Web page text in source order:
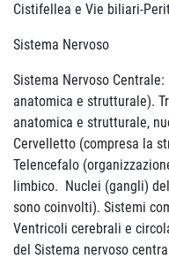
Cistifellea e Vie biliari-
Sistema Nervoso
Sistema Nervoso
anatomica e strutturale).
anatomica e strutturale,
Cervelletto (compresa la
Telencefalo
limbico. Nuclei (gangli)
sono coinvolti). Sistemi
Ventricoli cerebrali e
del Sistema nervoso